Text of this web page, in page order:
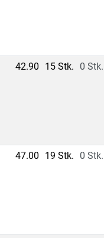
42.90 15 Stk. 0 Stk.
47.00 19 Stk. 0 Stk.